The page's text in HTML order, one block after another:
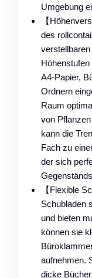
Umgebung
【
des
A4-Papier,
Ordnern
Raum
von
kann die
Fach zu
der sich
【Flexible
Schubladen
und bieten
können sie
aufnehmen.
dicke